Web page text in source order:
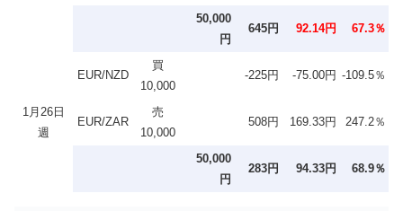
50,000
円
645円 92.14円 67.3％
1月26日
週
EUR/NZD
買
10,000
-225円 -75.00円 -109.5％
EUR/ZAR
売
10,000
508円 169.33円 247.2％
50,000
円
283円 94.33円 68.9％